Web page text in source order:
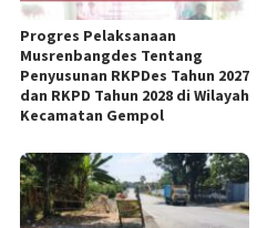
Progres Pelaksanaan
Musrenbangdes Tentang
Penyusunan RKPDes Tahun 2027
dan RKPD Tahun 2028 di Wilayah
Kecamatan Gempol